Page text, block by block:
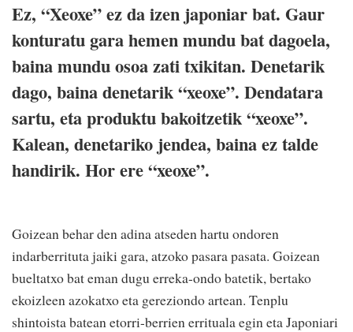
Ez, “Xeoxe” ez da izen japoniar bat. Gaur
konturatu gara hemen mundu bat dagoela,
baina mundu osoa zati txikitan. Denetarik
dago, baina denetarik “xeoxe”. Dendatara
sartu, eta produktu bakoitzetik “xeoxe”.
Kalean, denetariko jendea, baina ez talde
handirik. Hor ere “xeoxe”.
Goizean behar den adina atseden hartu ondoren
indarberrituta jaiki gara, atzoko pasara pasata. Goizean
bueltatxo bat eman dugu erreka-ondo batetik, bertako
ekoizleen azokatxo eta gereziondo artean. Tenplu
shintoista batean etorri-berrien errituala egin eta Japoniari